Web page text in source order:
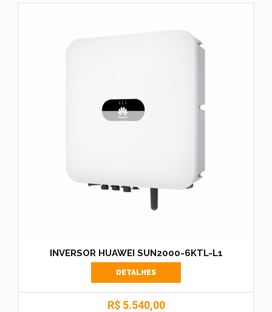
INVERSOR HUAWEI SUN2000-6KTL-L1
DETALHES
R$ 5.540,00